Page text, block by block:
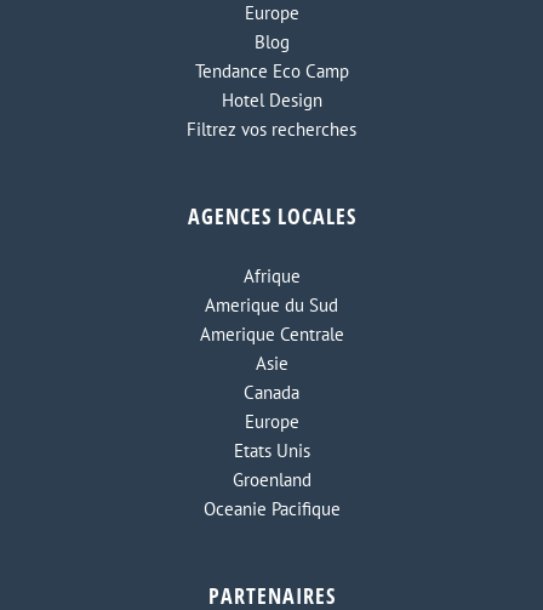
Europe
Blog
Tendance Eco Camp
Hotel Design
Filtrez vos recherches
AGENCES LOCALES
Afrique
Amerique du Sud
Amerique Centrale
Asie
Canada
Europe
Etats Unis
Groenland
Oceanie Pacifique
PARTENAIRES